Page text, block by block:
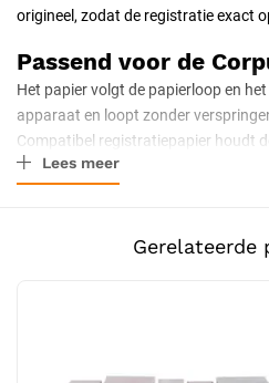
origineel, zodat de registratie exact
Passend voor de
Het papier volgt de papierloop en
apparaat en loopt zonder
Compatibel registratiepapier houdt
concessies aan de afleesbaarheid
Vorm: rollen
Lees meer
Gerelateerde